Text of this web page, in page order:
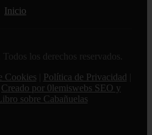
Inicio
los derechos reservados.
Cookies Política de Privacidad
Creado por 0lemiswebs SEO y
sobre Cabañuelas